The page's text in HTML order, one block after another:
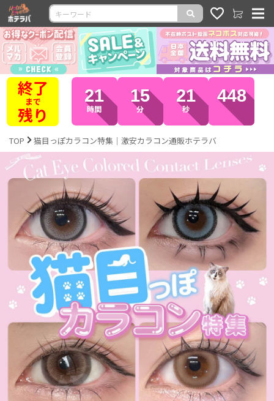
全品
ポイント
10倍
21
時間
15
分
17
秒
362
TOP 猫目っぽカラコン特集｜激安カラコン通販ホテラバ